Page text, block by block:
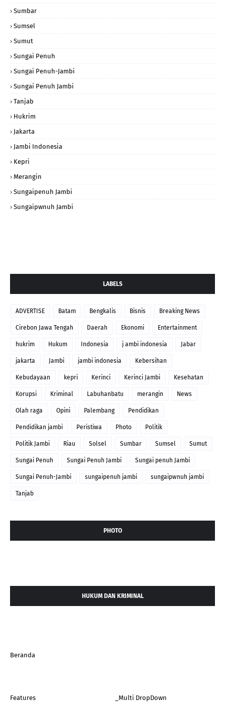
Sumbar
Sumsel
Sumut
Sungai Penuh
Sungai Penuh-Jambi
Sungai Penuh Jambi
Tanjab
Hukrim
Jakarta
Jambi Indonesia
Kepri
Merangin
Sungaipenuh Jambi
Sungaipwnuh Jambi
LABELS
ADVERTISE Batam Bengkalis Bisnis Breaking News
Cirebon Jawa Tengah Daerah Ekonomi Entertainment
hukrim Hukum Indonesia j ambi indonesia Jabar
jakarta Jambi jambi indonesia Kebersihan
Kebudayaan kepri Kerinci Kerinci Jambi Kesehatan
Korupsi Kriminal Labuhanbatu merangin News
Olah raga Opini Palembang Pendidikan
Pendidikan jambi Peristiwa Photo Politik
Politik Jambi Riau Solsel Sumbar Sumsel Sumut
Sungai Penuh Sungai Penuh Jambi Sungai penuh Jambi
Sungai Penuh-Jambi sungaipenuh jambi sungaipwnuh jambi
Tanjab
PHOTO
HUKUM DAN KRIMINAL
Beranda
Features
_Multi DropDown